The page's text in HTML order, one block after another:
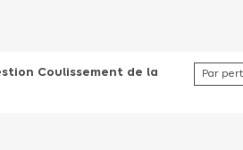
Coulissement de la